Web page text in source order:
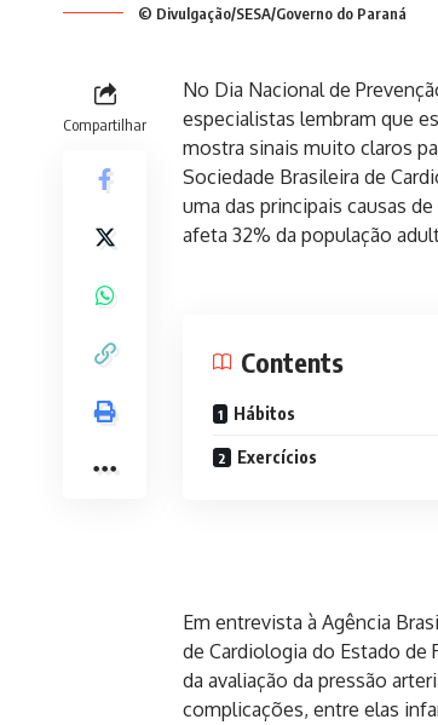
© Divulgação/SESA/Governo do Paraná
Compartilhar
No Dia Nacional de
especialistas lembram que
mostra sinais muito claros
Sociedade Brasileira de
uma das principais causas
afeta 32% da população
Contents
Hábitos
Exercícios
Em entrevista à Agência
de Cardiologia do Estado de
da avaliação da pressão
complicações, entre elas